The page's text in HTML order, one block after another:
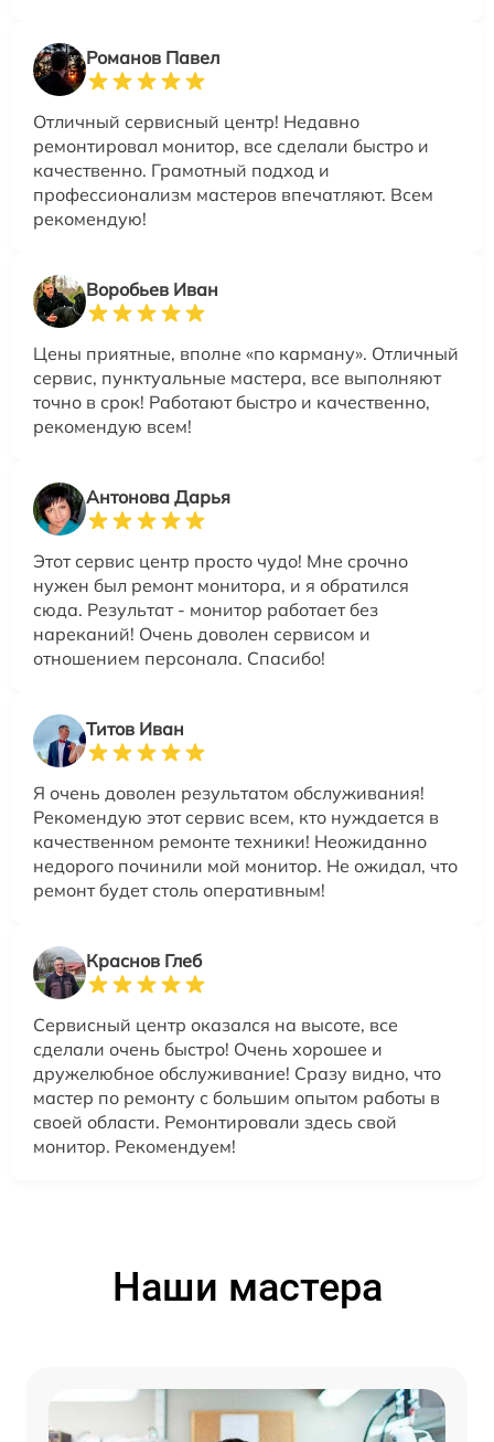
Романов Павел
Отличный сервисный центр! Недавно
ремонтировал монитор, все сделали быстро и
качественно. Грамотный подход и
профессионализм мастеров впечатляют. Всем
рекомендую!
Воробьев Иван
Цены приятные, вполне «по карману». Отличный
сервис, пунктуальные мастера, все выполняют
точно в срок! Работают быстро и качественно,
рекомендую всем!
Антонова Дарья
Этот сервис центр просто чудо! Мне срочно
нужен был ремонт монитора, и я обратился
сюда. Результат - монитор работает без
нареканий! Очень доволен сервисом и
отношением персонала. Спасибо!
Титов Иван
Я очень доволен результатом обслуживания!
Рекомендую этот сервис всем, кто нуждается в
качественном ремонте техники! Неожиданно
недорого починили мой монитор. Не ожидал, что
ремонт будет столь оперативным!
Краснов Глеб
Сервисный центр оказался на высоте, все
сделали очень быстро! Очень хорошее и
дружелюбное обслуживание! Сразу видно, что
мастер по ремонту с большим опытом работы в
своей области. Ремонтировали здесь свой
монитор. Рекомендуем!
Наши мастера